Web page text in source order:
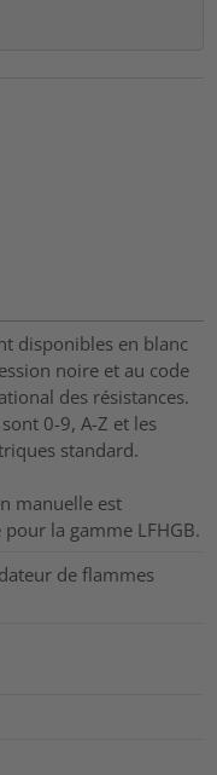
disponibles en blanc
noire et au code
des résistances.
0-9, A-Z et les
standard.
manuelle est
la gamme LFHGB.
de flammes